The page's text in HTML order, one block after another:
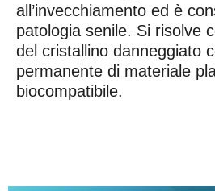
all’invecchiamento ed è
patologia senile. Si risolve
del cristallino danneggiato
permanente di materiale
biocompatibile.